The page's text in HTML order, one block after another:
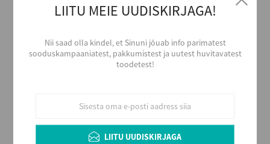
Tootja
Päritolumaa
Puerto Rico
Alkoholi sisaldus
0,7
Kogus kastis
LIITU MEIE UUDISKIRJAGA!
Nii saad olla kindel, et Sinuni jõuab info parimatest
sooduskampaaniatest, pakkumistest ja uutest huvitavatest
toodetest!
LIITU UUDISKIRJAGA